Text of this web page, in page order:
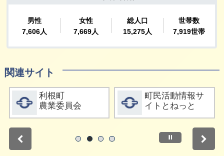
関連サイト
詳細をみる
利根町
農業委員会
詳細をみる
町民活動情報サ
イトとねっと
停止